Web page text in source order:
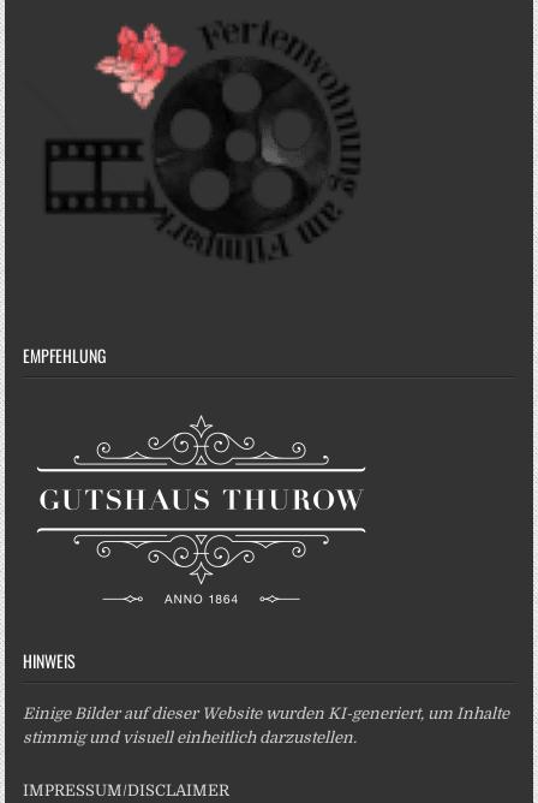
EMPFEHLUNG
HINWEIS
Einige Bilder auf dieser Website wurden KI-generiert, um Inhalte
stimmig und visuell einheitlich darzustellen.
IMPRESSUM/DISCLAIMER